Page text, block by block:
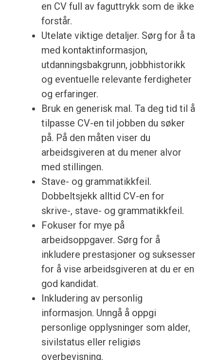
en CV full av faguttrykk som de ikke
forstår.
Utelate viktige detaljer. Sørg for å ta
med kontaktinformasjon,
utdanningsbakgrunn, jobbhistorikk
og eventuelle relevante ferdigheter
og erfaringer.
Bruk en generisk mal. Ta deg tid til å
tilpasse CV-en til jobben du søker
på. På den måten viser du
arbeidsgiveren at du mener alvor
med stillingen.
Stave- og grammatikkfeil.
Dobbeltsjekk alltid CV-en for
skrive-, stave- og grammatikkfeil.
Fokuser for mye på
arbeidsoppgaver. Sørg for å
inkludere prestasjoner og suksesser
for å vise arbeidsgiveren at du er en
god kandidat.
Inkludering av personlig
informasjon. Unngå å oppgi
personlige opplysninger som alder,
sivilstatus eller religiøs
overbevisning.